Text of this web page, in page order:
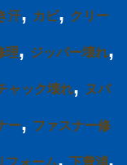
汗, カビ, クリー
理, ジッパー壊れ,
ャック壊れ, ヌバ
ー, ファスナー修
フォーム, 下豊浦,